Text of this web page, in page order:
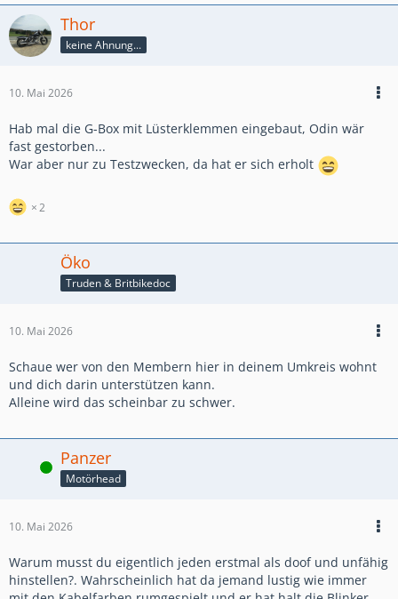
Thor
keine Ahnung...
10. Mai 2026
Hab mal die G-Box mit Lüsterklemmen eingebaut, Odin wär
fast gestorben...
War aber nur zu Testzwecken, da hat er sich erholt
2
Öko
Truden & Britbikedoc
10. Mai 2026
Schaue wer von den Membern hier in deinem Umkreis wohnt
und dich darin unterstützen kann.
Alleine wird das scheinbar zu schwer.
Online Panzer
Motörhead
10. Mai 2026
Warum musst du eigentlich jeden erstmal als doof und unfähig
hinstellen?. Wahrscheinlich hat da jemand lustig wie immer